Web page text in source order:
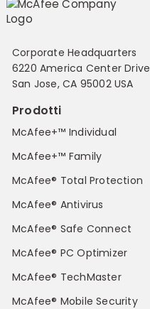
Corporate Headquarters
6220 America Center Drive
San Jose, CA 95002 USA
Prodotti
McAfee+™ Individual
McAfee+™ Family
McAfee® Total Protection
McAfee® Antivirus
McAfee® Safe Connect
McAfee® PC Optimizer
McAfee® TechMaster
McAfee® Mobile Security